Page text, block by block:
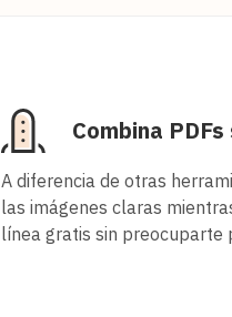
Combina
A diferencia de otras
las imágenes claras
línea gratis sin preocuparte